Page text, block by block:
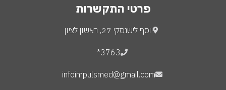
פרטי התקשרות
יוסף לישנסקי 27, ראשון לציון
3763*
infoimpulsmed@gmail.com